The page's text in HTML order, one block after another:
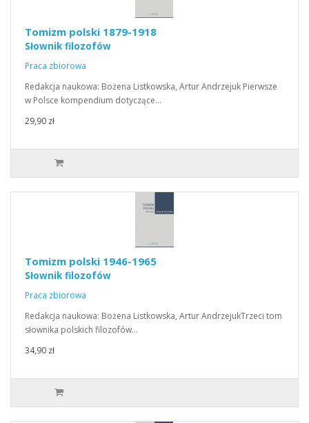
Tomizm polski 1879-1918
Słownik filozofów
Praca zbiorowa
Redakcja naukowa: Bożena Listkowska, Artur Andrzejuk Pierwsze
w Polsce kompendium dotyczące…
29,90 zł
Tomizm polski 1946-1965
Słownik filozofów
Praca zbiorowa
Redakcja naukowa: Bożena Listkowska, Artur AndrzejukTrzeci tom
słownika polskich filozofów…
34,90 zł